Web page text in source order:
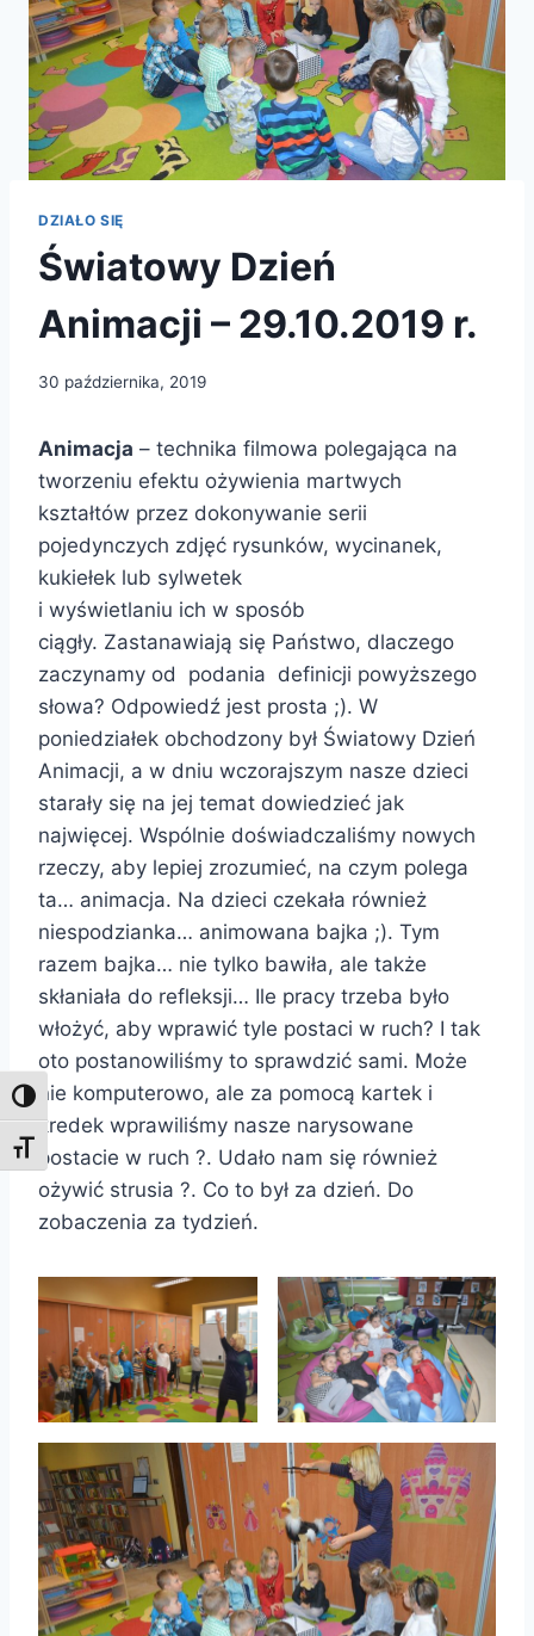
Toggle High Contrast
Toggle Font size
DZIAŁO SIĘ
Światowy Dzień
Animacji – 29.10.2019 r.
30 października, 2019
Animacja – technika filmowa polegająca na
tworzeniu efektu ożywienia martwych
kształtów przez dokonywanie serii
pojedynczych zdjęć rysunków, wycinanek,
kukiełek lub sylwetek
i wyświetlaniu ich w sposób
ciągły. Zastanawiają się Państwo, dlaczego
zaczynamy od podania definicji powyższego
słowa? Odpowiedź jest prosta ;). W
poniedziałek obchodzony był Światowy Dzień
Animacji, a w dniu wczorajszym nasze dzieci
starały się na jej temat dowiedzieć jak
najwięcej. Wspólnie doświadczaliśmy nowych
rzeczy, aby lepiej zrozumieć, na czym polega
ta… animacja. Na dzieci czekała również
niespodzianka… animowana bajka ;). Tym
razem bajka… nie tylko bawiła, ale także
skłaniała do refleksji… Ile pracy trzeba było
włożyć, aby wprawić tyle postaci w ruch? I tak
oto postanowiliśmy to sprawdzić sami. Może
nie komputerowo, ale za pomocą kartek i
kredek wprawiliśmy nasze narysowane
postacie w ruch ?. Udało nam się również
ożywić strusia ?. Co to był za dzień. Do
zobaczenia za tydzień.